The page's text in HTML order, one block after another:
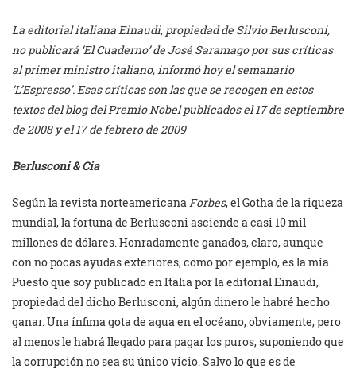
La editorial italiana Einaudi, propiedad de Silvio Berlusconi,
no publicará ‘El Cuaderno’ de José Saramago por sus críticas
al primer ministro italiano, informó hoy el semanario
‘L’Espresso’. Esas críticas son las que se recogen en estos
textos del blog del Premio Nobel publicados el 17 de septiembre
de 2008 y el 17 de febrero de 2009
Berlusconi & Cia
Según la revista norteamericana Forbes, el Gotha de la riqueza
mundial, la fortuna de Berlusconi asciende a casi 10 mil
millones de dólares. Honradamente ganados, claro, aunque
con no pocas ayudas exteriores, como por ejemplo, es la mía.
Puesto que soy publicado en Italia por la editorial Einaudi,
propiedad del dicho Berlusconi, algún dinero le habré hecho
ganar. Una ínfima gota de agua en el océano, obviamente, pero
al menos le habrá llegado para pagar los puros, suponiendo que
la corrupción no sea su único vicio. Salvo lo que es de